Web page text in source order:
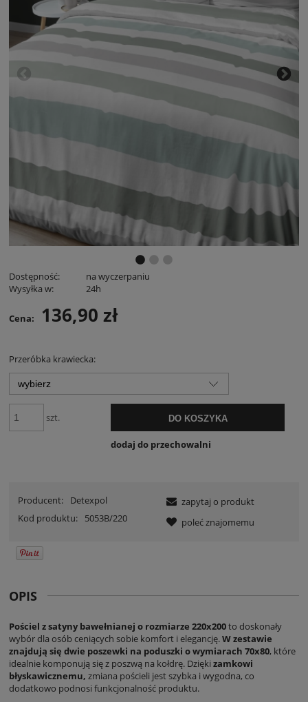
Dostępność:
na wyczerpaniu
Wysyłka w:
24h
Cena: 136,90 zł
Przeróbka krawiecka:
szt. DO KOSZYKA
dodaj do przechowalni
Producent:
Detexpol
Kod produktu:
5053B/220
zapytaj o produkt
poleć znajomemu
OPIS
Pościel z satyny bawełnianej o rozmiarze 220x200to doskonały
wybór dla osób ceniących sobie komfort i elegancję. W zestawie
znajdują się dwie poszewki na poduszki o wymiarach 70x80, które
idealnie komponują się z poszwą na kołdrę. Dzięki zamkowi
błyskawicznemu, zmiana pościeli jest szybka i wygodna, co
dodatkowo podnosi funkcjonalność produktu.